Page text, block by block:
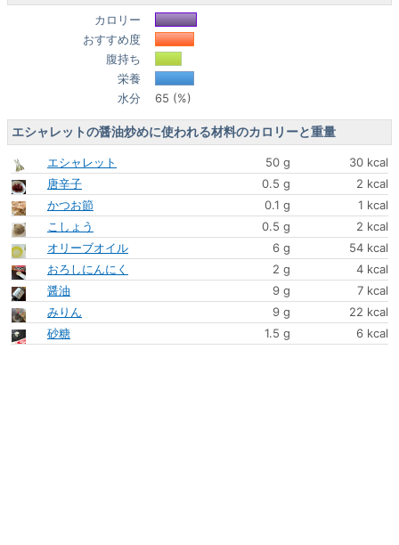
カロリー
おすすめ度
腹持ち
栄養
水分
65 (%)
エシャレットの醤油炒めに使われる材料のカロリーと重量
エシャレット 50 g
30 kcal
唐辛子
0.5 g
2 kcal
かつお節
0.1 g
1 kcal
こしょう
0.5 g
2 kcal
オリーブオイル
6 g
54 kcal
おろしにんにく
2 g
4 kcal
醤油
9 g
7 kcal
みりん
9 g
22 kcal
砂糖
1.5 g 6 kcal